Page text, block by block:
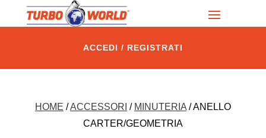
ACCEDI / REGISTRATI
HOME /ACCESSORI / MINUTERIA/ ANELLO
CARTER/GEOMETRIA